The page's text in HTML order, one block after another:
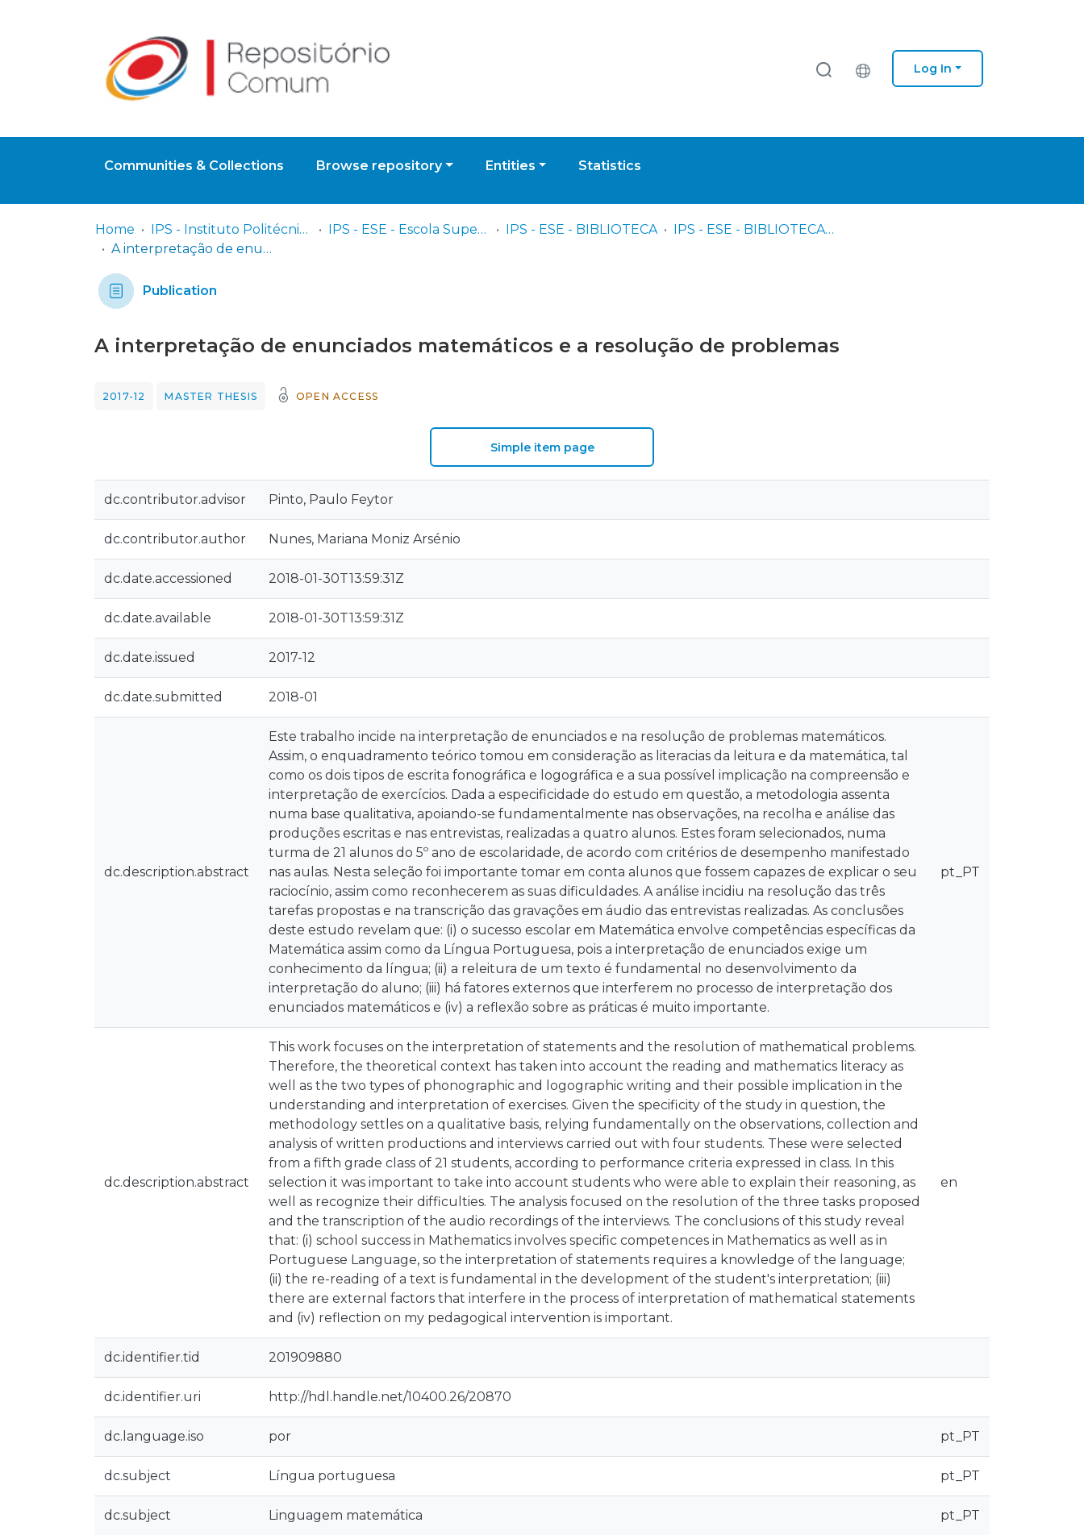
Log In
Communities & Collections Browse repository Entities Statistics
Home IPS - Instituto Politécnico de Setúbal IPS - ESE - Escola Superior de Educação IPS - ESE - BIBLIOTECA
IPS - ESE - BIBLIOTECA - Dissertações de mestrado
A interpretação de enunciados matemáticos e a resolução de problemas
Publication
A interpretação de enunciados matemáticos e a resolução de problemas
2017-12 MASTER THESIS OPEN ACCESS
Simple item page
dc.contributor.advisor Pinto, Paulo Feytor
dc.contributor.author Nunes, Mariana Moniz Arsénio
dc.date.accessioned 2018-01-30T13:59:31Z
dc.date.available 2018-01-30T13:59:31Z
dc.date.issued 2017-12
dc.date.submitted 2018-01
dc.description.abstract
Este trabalho incide na interpretação de enunciados e na resolução de problemas matemáticos.
Assim, o enquadramento teórico tomou em consideração as literacias da leitura e da matemática, tal
como os dois tipos de escrita fonográfica e logográfica e a sua possível implicação na compreensão e
interpretação de exercícios. Dada a especificidade do estudo em questão, a metodologia assenta
numa base qualitativa, apoiando-se fundamentalmente nas observações, na recolha e análise das
produções escritas e nas entrevistas, realizadas a quatro alunos. Estes foram selecionados, numa
turma de 21 alunos do 5º ano de escolaridade, de acordo com critérios de desempenho manifestado
nas aulas. Nesta seleção foi importante tomar em conta alunos que fossem capazes de explicar o seu
raciocínio, assim como reconhecerem as suas dificuldades. A análise incidiu na resolução das três
tarefas propostas e na transcrição das gravações em áudio das entrevistas realizadas. As conclusões
deste estudo revelam que: (i) o sucesso escolar em Matemática envolve competências específicas da
Matemática assim como da Língua Portuguesa, pois a interpretação de enunciados exige um
conhecimento da língua; (ii) a releitura de um texto é fundamental no desenvolvimento da
interpretação do aluno; (iii) há fatores externos que interferem no processo de interpretação dos
enunciados matemáticos e (iv) a reflexão sobre as práticas é muito importante.
pt_PT
dc.description.abstract
This work focuses on the interpretation of statements and the resolution of mathematical problems.
Therefore, the theoretical context has taken into account the reading and mathematics literacy as
well as the two types of phonographic and logographic writing and their possible implication in the
understanding and interpretation of exercises. Given the specificity of the study in question, the
methodology settles on a qualitative basis, relying fundamentally on the observations, collection and
analysis of written productions and interviews carried out with four students. These were selected
from a fifth grade class of 21 students, according to performance criteria expressed in class. In this
selection it was important to take into account students who were able to explain their reasoning, as
well as recognize their difficulties. The analysis focused on the resolution of the three tasks proposed
and the transcription of the audio recordings of the interviews. The conclusions of this study reveal
that: (i) school success in Mathematics involves specific competences in Mathematics as well as in
Portuguese Language, so the interpretation of statements requires a knowledge of the language;
(ii) the re-reading of a text is fundamental in the development of the student's interpretation; (iii)
there are external factors that interfere in the process of interpretation of mathematical statements
and (iv) reflection on my pedagogical intervention is important.
en
dc.identifier.tid 201909880
dc.identifier.uri http://hdl.handle.net/10400.26/20870
dc.language.iso por pt_PT
dc.subject Língua portuguesa pt_PT
dc.subject Linguagem matemática pt_PT